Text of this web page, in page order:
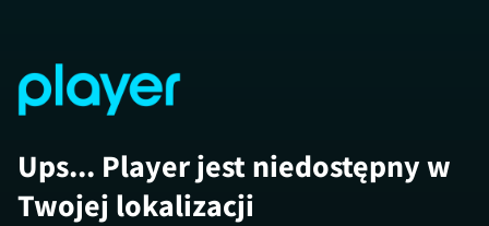
Ups... Player jest niedostępny w
Twojej lokalizacji